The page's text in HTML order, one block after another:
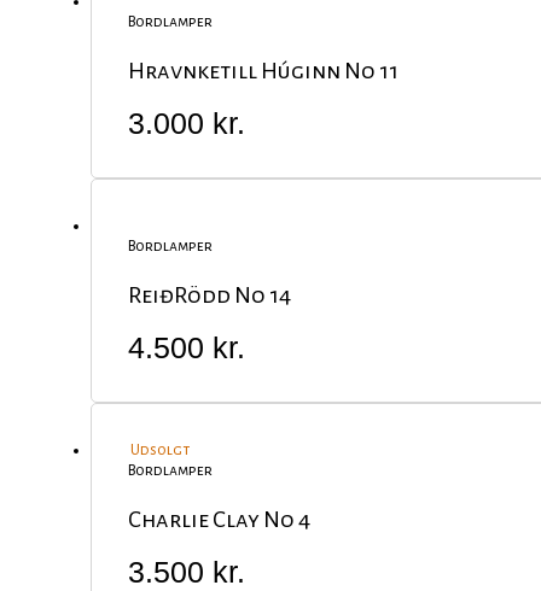
Bordlamper
Hravnketill Húginn No 11
3.000 kr.
Bordlamper
ReiđRödd No 14
4.500 kr.
Udsolgt
Bordlamper
Charlie Clay No 4
3.500 kr.